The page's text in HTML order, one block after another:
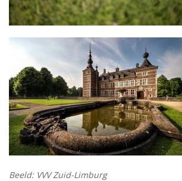
Beeld: VVV Zuid-Limburg